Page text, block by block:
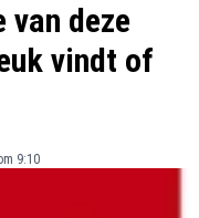
van deze
vindt of
9:10